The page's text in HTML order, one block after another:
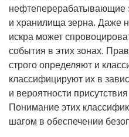
нефтеперерабатывающие
и хранилища зерна. Даже
искра может
события в этих зонах.
строго определяют и
классифицируют их в
и вероятности
Понимание этих
шагом в обеспечении